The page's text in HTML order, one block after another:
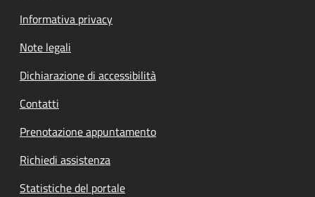
Informativa privacy
Note legali
Dichiarazione di accessibilità
Contatti
Prenotazione appuntamento
Richiedi assistenza
Statistiche del portale